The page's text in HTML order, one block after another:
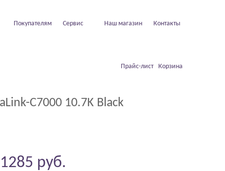
Покупателям Сервис Наш магазин Контакты
Прайс-лист Корзина
C7000 10.7K Black
1285 руб.